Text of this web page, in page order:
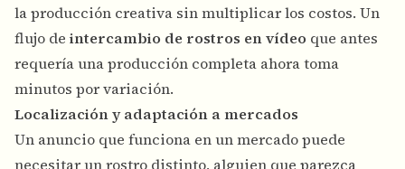
la producción creativa sin multiplicar los costos. Un
flujo de intercambio de rostros en vídeo que antes
requería una producción completa ahora toma
minutos por variación.
Localización y adaptación a mercados
Un anuncio que funciona en un mercado puede
necesitar un rostro distinto, alguien que parezca